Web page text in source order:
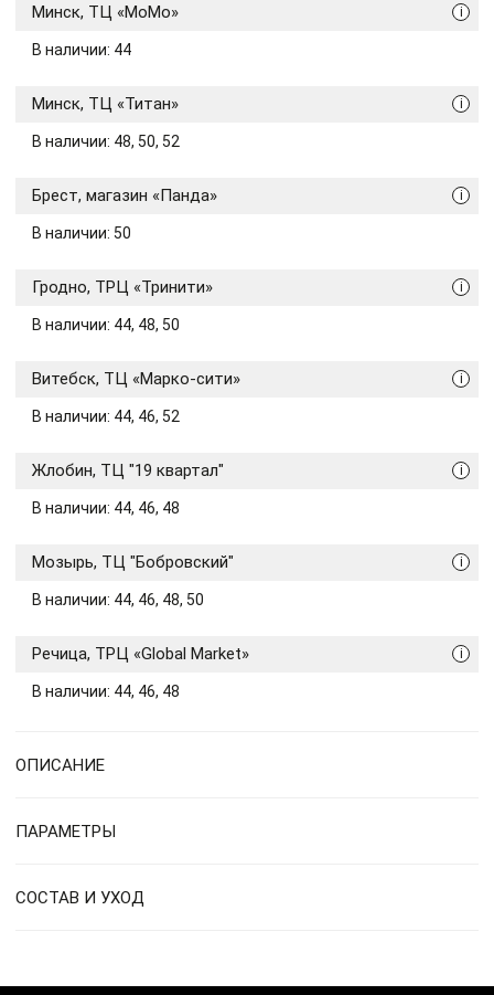
i
Минск, ТЦ «МоМо»
В наличии: 44
i
Минск, ТЦ «Титан»
В наличии: 48, 50, 52
i
Брест, магазин «Панда»
В наличии: 50
i
Гродно, ТРЦ «Тринити»
В наличии: 44, 48, 50
i
Витебск, ТЦ «Марко-сити»
В наличии: 44, 46, 52
i
Жлобин, ТЦ "19 квартал"
В наличии: 44, 46, 48
i
Мозырь, ТЦ "Бобровский"
В наличии: 44, 46, 48, 50
i
Речица, ТРЦ «Global Market»
В наличии: 44, 46, 48
ОПИСАНИЕ
ПАРАМЕТРЫ
СОСТАВ И УХОД